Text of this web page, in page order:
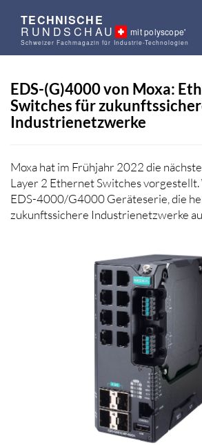
TECHNISCHE
RUNDSCHAU mit polyscope'
Schweizer Fachmagazin für Industrie-Technologien
EDS-(G)4000 von Moxa:
Switches für
Industrienetzwerke
Moxa hat im Frühjahr 2022 die
Layer 2 Ethernet Switches vorgestellt.
EDS-4000/G4000 Geräteserie, die
zukunftssichere Industrienetzwerke